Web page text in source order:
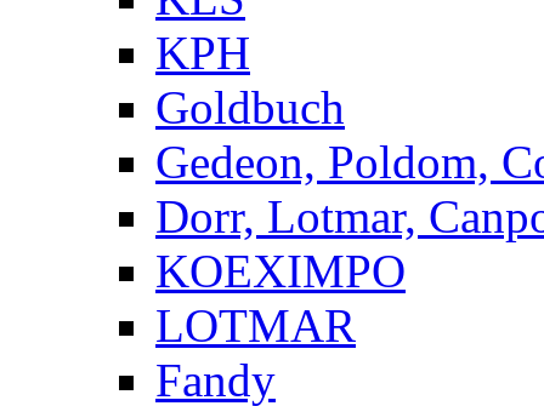
KPH
Goldbuch
Gedeon, Poldom,
Dorr, Lotmar,
KOEXIMPO
LOTMAR
Fandy